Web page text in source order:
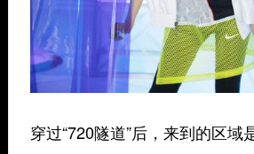
穿过“720隧道”后，来到的区域